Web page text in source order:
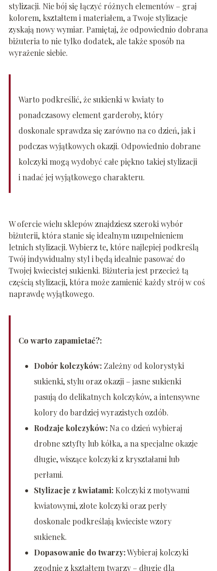
stylizacji. Nie bój się łączyć różnych elementów – graj
kolorem, kształtem i materiałem, a Twoje stylizacje
zyskają nowy wymiar. Pamiętaj, że odpowiednio dobrana
biżuteria to nie tylko dodatek, ale także sposób na
wyrażenie siebie.
Warto podkreślić, że sukienki w kwiaty to
ponadczasowy element garderoby, który
doskonale sprawdza się zarówno na co dzień, jak i
podczas wyjątkowych okazji. Odpowiednio dobrane
kolczyki mogą wydobyć całe piękno takiej stylizacji
i nadać jej wyjątkowego charakteru.
W ofercie wielu sklepów znajdziesz szeroki wybór
biżuterii, która stanie się idealnym uzupełnieniem
letnich stylizacji. Wybierz te, które najlepiej podkreślą
Twój indywidualny styl i będą idealnie pasować do
Twojej kwiecistej sukienki. Biżuteria jest przecież tą
częścią stylizacji, która może zamienić każdy strój w coś
naprawdę wyjątkowego.
Co warto zapamietać?:
Dobór kolczyków:Zależny od kolorystyki
sukienki, stylu oraz okazji – jasne sukienki
pasują do delikatnych kolczyków, a intensywne
kolory do bardziej wyrazistych ozdób.
Rodzaje kolczyków:Na co dzień wybieraj
drobne sztyfty lub kółka, a na specjalne okazje
długie, wiszące kolczyki z kryształami lub
perłami.
Stylizacje z kwiatami:Kolczyki z motywami
kwiatowymi, złote kolczyki oraz perły
doskonale podkreślają kwieciste wzory
sukienek.
Dopasowanie do twarzy:Wybieraj kolczyki
zgodnie z kształtem twarzy – długie dla